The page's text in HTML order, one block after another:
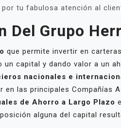
tu fabulosa atención al
Del Grupo
que permite invertir en
capital y dando valor a un
nacionales e
las principales Compañías
de Ahorro a Largo Plazo
alguna del capital